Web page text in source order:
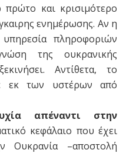
και κρισιμότερο
ενημέρωσης. Αν η
πληροφοριών
της ουκρανικής
Αντίθετα, το
εκ των υστέρων από
απέναντι στην
κεφάλαιο που έχει
Ουκρανία –αποστολή